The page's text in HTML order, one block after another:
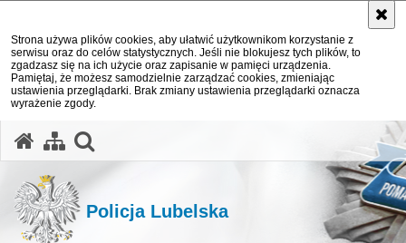
Strona używa plików cookies, aby ułatwić użytkownikom korzystanie z
serwisu oraz do celów statystycznych. Jeśli nie blokujesz tych plików, to
zgadzasz się na ich użycie oraz zapisanie w pamięci urządzenia.
Pamiętaj, że możesz samodzielnie zarządzać cookies, zmieniając
ustawienia przeglądarki. Brak zmiany ustawienia przeglądarki oznacza
wyrażenie zgody.
Policja Lubelska